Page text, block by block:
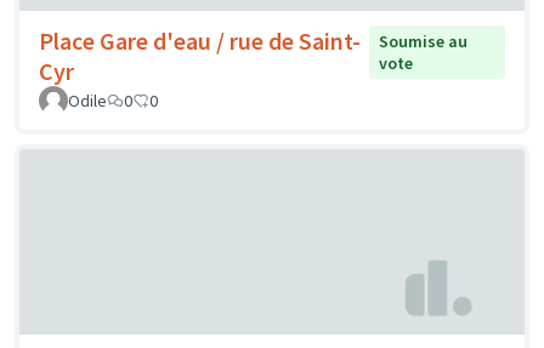
Place Gare d'eau / rue de Saint-
Cyr
Soumise au
vote
Odile
0 0